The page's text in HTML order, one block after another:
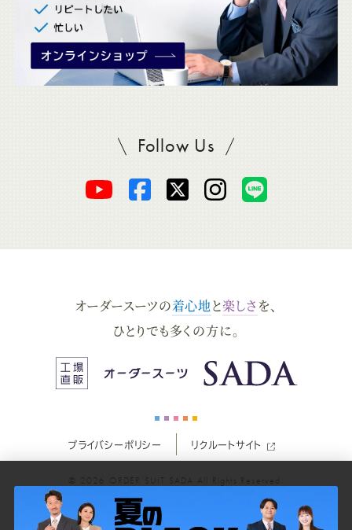
Follow UsSADAをフォロー
オ
ー
ス
ツ
SADA
オ
ー
ス
ー
ツ
SADA
オ
ー
ス
ー
ツ
SADA
オ
ー
ス
ツ
SADA
ス
ツ
SADA
オーダースーツの着心地と楽しさ を、
ひとりでも多くの方に。
プライバシーポリシー リクルートサイト
© 2026 ORDER SUIT SADA All Rights Reserved.